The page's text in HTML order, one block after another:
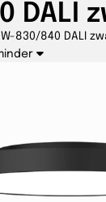
DALI
830/840 DALI